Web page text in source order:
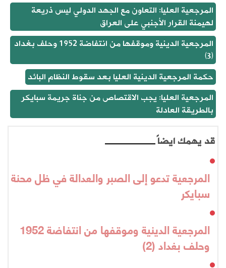
المرجعية العليا: التعاون مع الجهد الدولي ليس ذريعة
لهيمنة القرار الأجنبي على العراق
المرجعية الدينية وموقفها من انتفاضة 1952 وحلف بغداد
(3)
حكمة المرجعية الدينية العليا بعد سقوط النظام البائد
المرجعية العليا: يجب الاقتصاص من جناة جريمة سبايكر
بالطريقة العادلة
قد يهمك ايضاً
المرجعية تدعو إلى الصبر والعدالة في ظل محنة
سبايكر
المرجعية الدينية وموقفها من انتفاضة 1952
وحلف بغداد (2)